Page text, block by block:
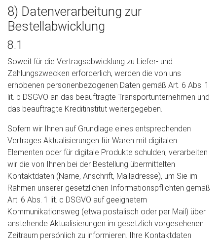
8) Datenverarbeitung zur
Bestellabwicklung
8.1
Soweit für die Vertragsabwicklung zu Liefer- und
Zahlungszwecken erforderlich, werden die von uns
erhobenen personenbezogenen Daten gemäß Art. 6 Abs. 1
lit. b DSGVO an das beauftragte Transportunternehmen und
das beauftragte Kreditinstitut weitergegeben.
Sofern wir Ihnen auf Grundlage eines entsprechenden
Vertrages Aktualisierungen für Waren mit digitalen
Elementen oder für digitale Produkte schulden, verarbeiten
wir die von Ihnen bei der Bestellung übermittelten
Kontaktdaten (Name, Anschrift, Mailadresse), um Sie im
Rahmen unserer gesetzlichen Informationspflichten gemäß
Art. 6 Abs. 1 lit. c DSGVO auf geeignetem
Kommunikationsweg (etwa postalisch oder per Mail) über
anstehende Aktualisierungen im gesetzlich vorgesehenen
Zeitraum persönlich zu informieren. Ihre Kontaktdaten